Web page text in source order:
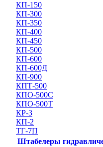
КП-150
КП-300
КП-350
КП-400
КП-450
КП-500
КП-600
КП-600Д
КП-900
КПТ-500
КПО-500С
КПО-500Т
КР-3
КП-2
ТГ-7П
Штабелеры